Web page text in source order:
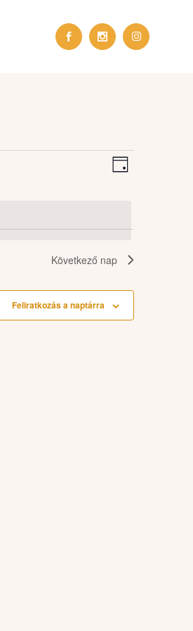
Esemény
nézet
Nap
Következő nap
Feliratkozás a naptárra